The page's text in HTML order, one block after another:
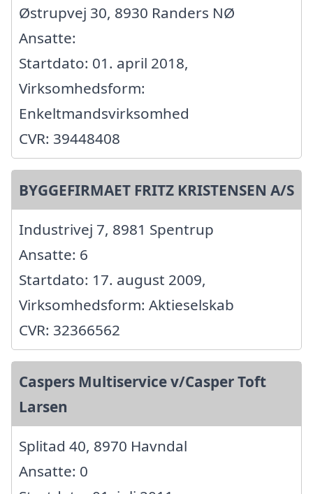
Østrupvej 30, 8930 Randers NØ
Ansatte:
Startdato: 01. april 2018,
Virksomhedsform:
Enkeltmandsvirksomhed
CVR: 39448408
BYGGEFIRMAET FRITZ KRISTENSEN A/S
Industrivej 7, 8981 Spentrup
Ansatte: 6
Startdato: 17. august 2009,
Virksomhedsform: Aktieselskab
CVR: 32366562
Caspers Multiservice v/Casper Toft
Larsen
Splitad 40, 8970 Havndal
Ansatte: 0